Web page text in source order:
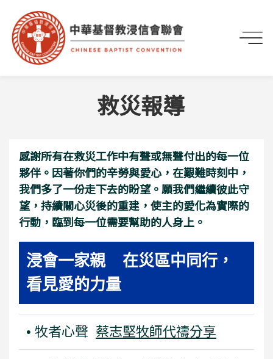
首頁
救災報導
感謝所有在救災工作中有聲或無聲付出的每一位
夥伴。因著你們的辛勞與愛心，在艱難時刻中，
我們多了一份走下去的盼望。願我們繼續彼此守
望，持續關心災後的重建，使主的愛化為實際的
行動，臨到每一位需要幫助的人身上。
浸會一家親 在災區中同行，
看見愛的力量
• 牧者心聲 蔡志堅牧師代禱分享